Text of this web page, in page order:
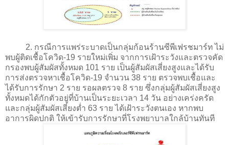
2. กรณีการแพร่ระบาดเป็นกลุ่มก้อนร้านซีพีเฟรชมาร์ท ไม่
พบผู้ติดเชื้อโควิด-19 รายใหม่เพิ่ม จากการเฝ้าระวังและตรวจคัด
กรองพบผู้สัมผัสทั้งหมด 101 ราย เป็นผู้สัมผัสเสี่ยงสูงและได้รับ
การส่งตรวจหาเชื้อโควิด-19 จำนวน 38 ราย ตรวจพบเชื้อและ
ได้รับการรักษา 2 ราย รอผลตรวจ 8 ราย ซึ่งกลุ่มผู้สัมผัสเสี่ยงสูง
ทั้งหมดได้กักตัวอยู่ที่บ้านเป็นระยะเวลา 14 วัน อย่างเคร่งครัด
และกลุ่มผู้สัมผัสเสี่ยงต่ำ 63 ราย ได้เฝ้าระวังตนเอง หากพบ
อาการผิดปกติ ให้เข้ารับการรักษาที่โรงพยาบาลใกล้บ้านทันที